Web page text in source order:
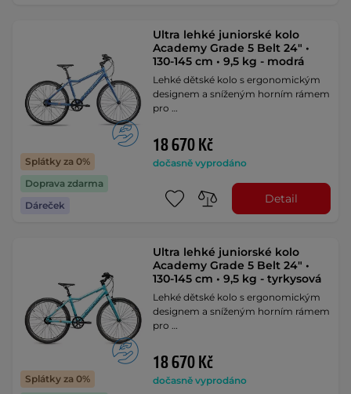
Splátky za 0%
Doprava zdarma
Dáreček
Ultra lehké juniorské kolo
Academy Grade 5 Belt 24" •
130-145 cm • 9,5 kg - modrá
Lehké dětské kolo s ergonomickým
designem a sníženým horním rámem
pro …
18 670 Kč
dočasně vyprodáno
Detail
Splátky za 0%
Ultra lehké juniorské kolo
Academy Grade 5 Belt 24" •
130-145 cm • 9,5 kg - tyrkysová
Lehké dětské kolo s ergonomickým
designem a sníženým horním rámem
pro …
18 670 Kč
dočasně vyprodáno